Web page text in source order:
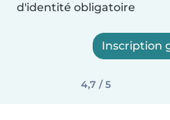
d'identité obligatoire
Inscription
4,7 / 5